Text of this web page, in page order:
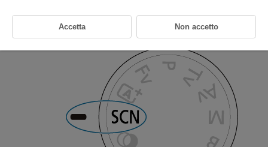
Impostare la ghiera di selezione su
Accetta Non accetto